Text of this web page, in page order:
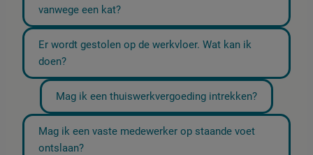
vanwege een kat?
Er wordt gestolen op de werkvloer. Wat kan ik
doen?
Mag ik een thuiswerkvergoeding intrekken?
Mag ik een vaste medewerker op staande voet
ontslaan?